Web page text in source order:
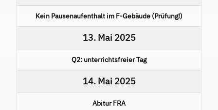
Kein Pausenaufenthalt im F-Gebäude (Prüfung!)
13. Mai 2025
Q2: unterrichtsfreier Tag
14. Mai 2025
Abitur FRA